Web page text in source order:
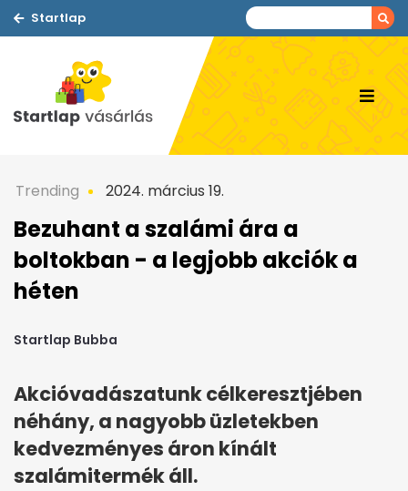
Startlap
Trending 2024. március 19.
Bezuhant a szalámi ára a
boltokban - a legjobb akciók a
héten
Startlap Bubba
Akcióvadászatunk célkeresztjében
néhány, a nagyobb üzletekben
kedvezményes áron kínált
szalámitermék áll.